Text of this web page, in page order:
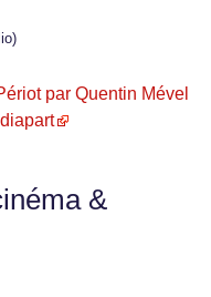
par Quentin Mével
&